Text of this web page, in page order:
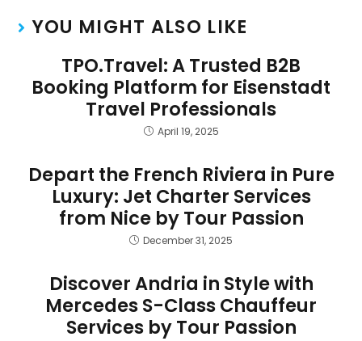
YOU MIGHT ALSO LIKE
TPO.Travel: A Trusted B2B
Booking Platform for Eisenstadt
Travel Professionals
April 19, 2025
Depart the French Riviera in Pure
Luxury: Jet Charter Services
from Nice by Tour Passion
December 31, 2025
Discover Andria in Style with
Mercedes S-Class Chauffeur
Services by Tour Passion